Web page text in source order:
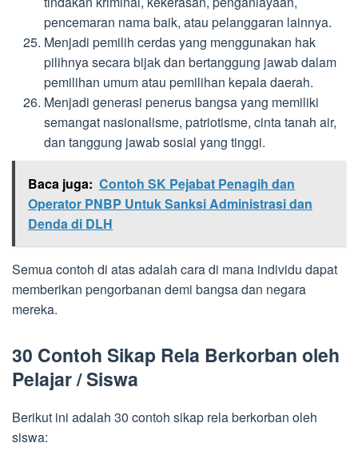
pencemaran nama baik, atau pelanggaran lainnya.
Menjadi pemilih cerdas yang menggunakan hak
pilihnya secara bijak dan bertanggung jawab dalam
pemilihan umum atau pemilihan kepala daerah.
Menjadi generasi penerus bangsa yang memiliki
semangat nasionalisme, patriotisme, cinta tanah air,
dan tanggung jawab sosial yang tinggi.
Baca juga: Contoh SK Pejabat Penagih dan
Operator PNBP Untuk Sanksi Administrasi dan
Denda di DLH
Semua contoh di atas adalah cara di mana individu dapat
memberikan pengorbanan demi bangsa dan negara
mereka.
30 Contoh Sikap Rela Berkorban oleh
Pelajar / Siswa
Berikut ini adalah 30 contoh sikap rela berkorban oleh
siswa: